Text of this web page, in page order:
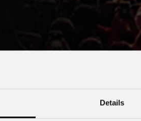
Details